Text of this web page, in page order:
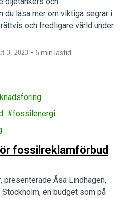
du läsa mer om viktiga segrar i
och fredligare värld under
3, 2023 5 min lästid
fossilenergi
fossilreklamförbud
presenterade Åsa Lindhagen,
en budget som på